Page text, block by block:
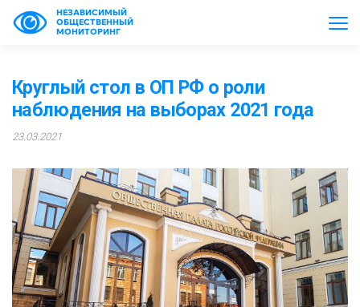
НЕЗАВИСИМЫЙ
ОБЩЕСТВЕННЫЙ
МОНИТОРИНГ
Круглый стол в ОП РФ о роли
наблюдения на выборах 2021 года
23.03.2021